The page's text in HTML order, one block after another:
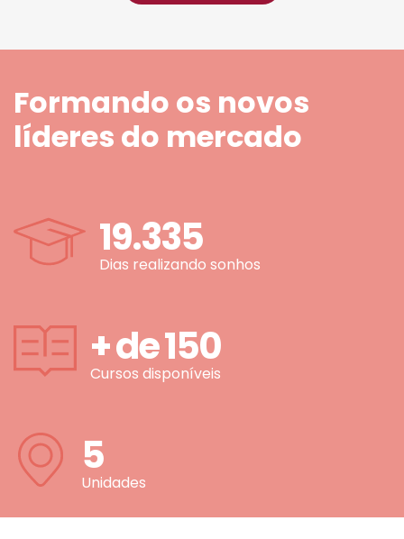
Formando os novos
líderes do mercado
19.335
Dias realizando sonhos
+ de150
Cursos disponíveis
5
Unidades